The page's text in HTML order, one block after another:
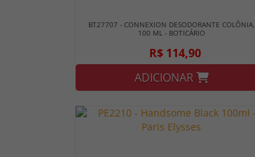
BT27707 - CONNEXION DESODORANTE COLÔNIA,
100 ML - BOTICÁRIO
R$ 114,90
ADICIONAR